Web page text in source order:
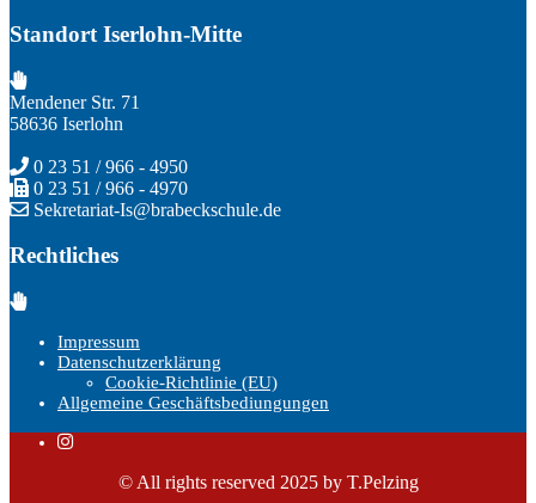
Standort Iserlohn-Mitte
Mendener Str. 71
58636 Iserlohn
0 23 51 / 966 - 4950
0 23 51 / 966 - 4970
Sekretariat-Is@brabeckschule.de
Rechtliches
Impressum
Datenschutzerklärung
Cookie-Richtlinie (EU)
Allgemeine Geschäftsbediungungen
© All rights reserved 2025 by T.Pelzing